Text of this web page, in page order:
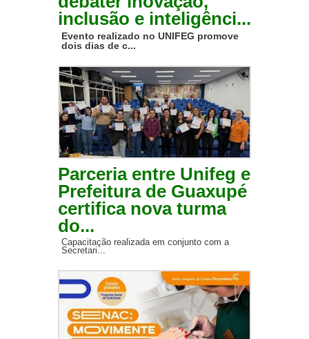
inclusão e inteligênci...
Evento realizado no UNIFEG promove
dois dias de c...
Parceria entre Unifeg e
Prefeitura de Guaxupé
certifica nova turma
do...
Capacitação realizada em conjunto com a
Secretari...